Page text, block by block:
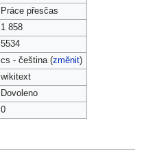
Práce přesčas
1 858
5534
cs - čeština (změnit)
wikitext
Dovoleno
0